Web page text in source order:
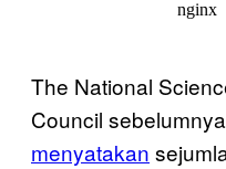
The National
Council
menyatakan